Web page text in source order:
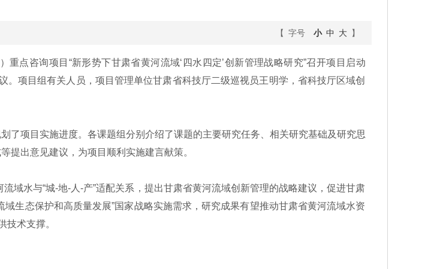
【 字号 小 中 大】
咨询项目“新形势下甘肃省黄河流域‘四水四定’创新管理战略研究”召开项目启动
项目组有关人员，项目管理单位甘肃省科技厅二级巡视员王明学，省科技厅区域创
项目实施进度。各课题组分别介绍了课题的主要研究任务、相关研究基础及研究思
提出意见建议，为项目顺利实施建言献策。
水与“城-地-人-产”适配关系，提出甘肃省黄河流域创新管理的战略建议，促进甘肃
生态保护和高质量发展”国家战略实施需求，研究成果有望推动甘肃省黄河流域水资
技术支撑。